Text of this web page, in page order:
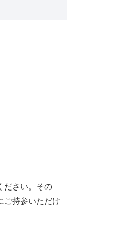
ださい。その
ご持参いただけ